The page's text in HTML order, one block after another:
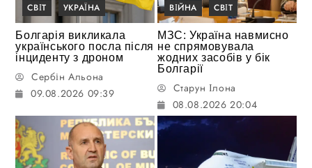
СВІТ УКРАЇНА
Болгарія викликала
українського посла після
інциденту з дроном
Сербін Альона
09.08.2026 09:39
ВІЙНА СВІТ
МЗС: Україна навмисно
не спрямовувала
жодних засобів у бік
Болгарії
Старун Ілона
08.08.2026 20:04